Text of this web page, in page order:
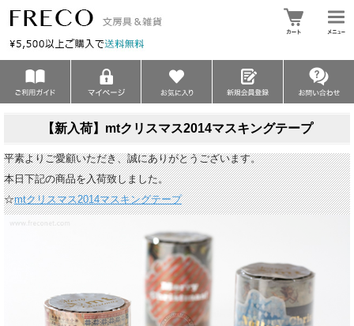
【新入荷】mtクリスマス2014マスキングテープ
平素よりご愛顧いただき、誠にありがとうございます。
本日下記の商品を入荷致しました。
☆mtクリスマス2014マスキングテープ